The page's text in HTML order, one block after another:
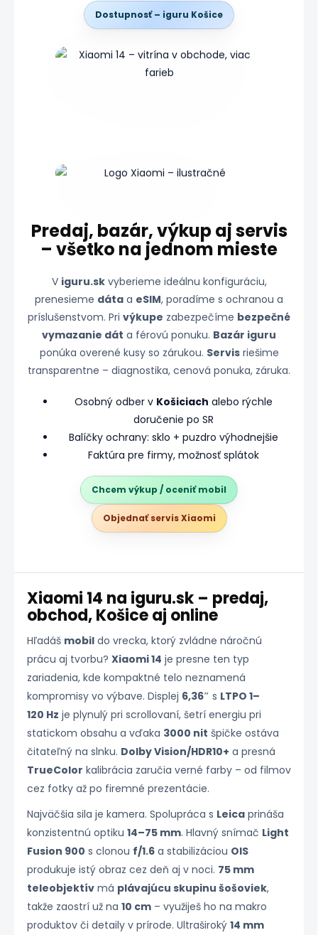
Dostupnosť – iguru Košice
Predaj, bazár, výkup aj servis
– všetko na jednom mieste
V iguru.skvyberieme ideálnu konfiguráciu,
prenesieme dáta a eSIM, poradíme s ochranou a
príslušenstvom. Pri výkupe zabezpečíme bezpečné
vymazanie dát a férovú ponuku. Bazár iguru
ponúka overené kusy so zárukou. Servisriešime
transparentne – diagnostika, cenová ponuka, záruka.
Osobný odber v Košiciach alebo rýchle
doručenie po SR
Balíčky ochrany: sklo + puzdro výhodnejšie
Faktúra pre firmy, možnosť splátok
Chcem výkup / oceniť mobil
Objednať servis Xiaomi
Xiaomi 14 na iguru.sk – predaj,
obchod, Košice aj online
Hľadáš mobildo vrecka, ktorý zvládne náročnú
prácu aj tvorbu? Xiaomi 14 je presne ten typ
zariadenia, kde kompaktné telo neznamená
kompromisy vo výbave. Displej 6,36″ s LTPO 1–
120 Hz je plynulý pri scrollovaní, šetrí energiu pri
statickom obsahu a vďaka 3000 nit špičke ostáva
čitateľný na slnku. Dolby Vision/HDR10+ a presná
TrueColor kalibrácia zaručia verné farby – od filmov
cez fotky až po firemné prezentácie.
Najväčšia sila je kamera. Spolupráca s Leicaprináša
konzistentnú optiku 14–75 mm. Hlavný snímač Light
Fusion 900 s clonou f/1.6a stabilizáciou OIS
produkuje istý obraz cez deň aj v noci. 75 mm
teleobjektívmá plávajúcu skupinu šošoviek,
takže zaostrí už na 10 cm– využiješ ho na makro
produktov či detaily v prírode. Ultraširoký 14 mm